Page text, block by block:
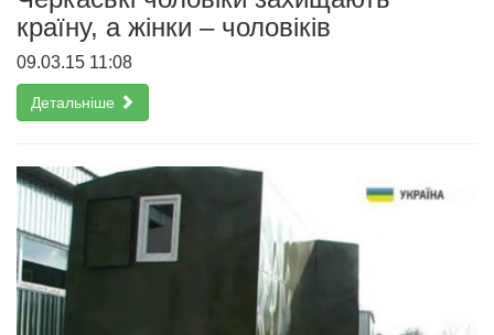
країну, а жінки – чоловіків
09.03.15 11:08
Детальніше